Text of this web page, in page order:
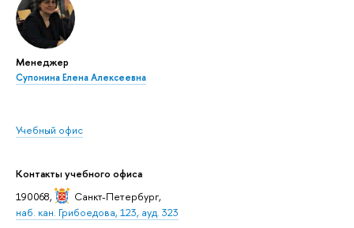
Менеджер
Супонина Елена Алексеевна
Учебный офис
Контакты учебного офиса
190068,
Санкт-Петербург,
наб. кан. Грибоедова, 123, ауд. 323